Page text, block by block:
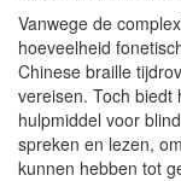
Vanwege de
hoeveelheid
Chinese braille
vereisen. Toch biedt
hulpmiddel voor
spreken en lezen,
kunnen hebben tot